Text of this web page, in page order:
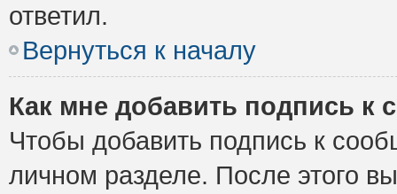
ответил.
Вернуться к началу
Как мне добавить подпись к
Чтобы добавить подпись к
личном разделе. После этого